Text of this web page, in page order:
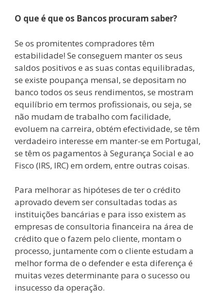
O que é que os Bancos procuram saber?
Se os promitentes compradores têm
estabilidade! Se conseguem manter os seus
saldos positivos e as suas contas equilibradas,
se existe poupança mensal, se depositam no
banco todos os seus rendimentos, se mostram
equilíbrio em termos profissionais, ou seja, se
não mudam de trabalho com facilidade,
evoluem na carreira, obtém efectividade, se têm
verdadeiro interesse em manter-se em Portugal,
se têm os pagamentos à Segurança Social e ao
Fisco (IRS, IRC) em ordem, entre outras coisas.
Para melhorar as hipóteses de ter o crédito
aprovado devem ser consultadas todas as
instituições bancárias e para isso existem as
empresas de consultoria financeira na área de
crédito que o fazem pelo cliente, montam o
processo, juntamente com o cliente estudam a
melhor forma de o defender e esta diferença é
muitas vezes determinante para o sucesso ou
insucesso da operação.